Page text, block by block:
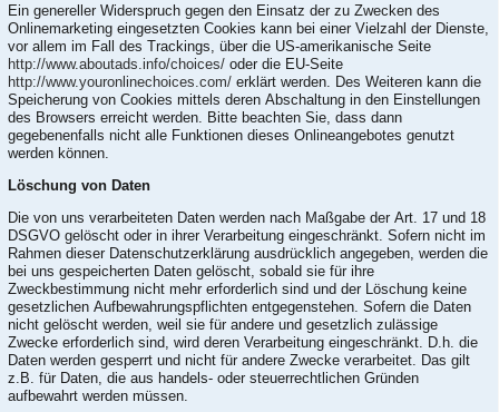
Ein genereller Widerspruch gegen den Einsatz der zu Zwecken des
Onlinemarketing eingesetzten Cookies kann bei einer Vielzahl der Dienste,
vor allem im Fall des Trackings, über die US-amerikanische Seite
http://www.aboutads.info/choices/ oder die EU-Seite
http://www.youronlinechoices.com/ erklärt werden. Des Weiteren kann die
Speicherung von Cookies mittels deren Abschaltung in den Einstellungen
des Browsers erreicht werden. Bitte beachten Sie, dass dann
gegebenenfalls nicht alle Funktionen dieses Onlineangebotes genutzt
werden können.
Löschung von Daten
Die von uns verarbeiteten Daten werden nach Maßgabe der Art. 17 und 18
DSGVO gelöscht oder in ihrer Verarbeitung eingeschränkt. Sofern nicht im
Rahmen dieser Datenschutzerklärung ausdrücklich angegeben, werden die
bei uns gespeicherten Daten gelöscht, sobald sie für ihre
Zweckbestimmung nicht mehr erforderlich sind und der Löschung keine
gesetzlichen Aufbewahrungspflichten entgegenstehen. Sofern die Daten
nicht gelöscht werden, weil sie für andere und gesetzlich zulässige
Zwecke erforderlich sind, wird deren Verarbeitung eingeschränkt. D.h. die
Daten werden gesperrt und nicht für andere Zwecke verarbeitet. Das gilt
z.B. für Daten, die aus handels- oder steuerrechtlichen Gründen
aufbewahrt werden müssen.